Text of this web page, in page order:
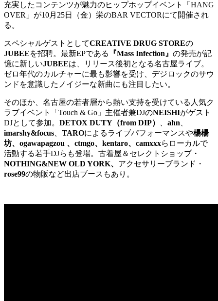
充実したコンテンツが魅力のヒップホップイベント「 HANG
OVER」 が10月 25日（金）栄のBAR VECTORにて開催され
る。
スペシャルゲストとしてCREATIVE DRUG STOREの
JUBEEを招聘。最新EPである 『Mass Infection 』 の発売が記
憶に新しいJUBEEは、リリース後初となる名古屋ライブ。
ゼロ年代のカルチャーに最も影響を受け、デジロックのサウ
ンドを意識したノイジーな新曲にも注目したい。
そのほか、名古屋の若者層から熱い支持を受けている人気ク
ラブイベント「 Touch & Go」 主催者兼DJのNEISHIがゲスト
DJとして参加。 DETOX DUTY （from DIP） ahn
imarshy&focus
TAROによるライブパフォーマンスや楊楊
坊、 ogawapagzou 、 ctmgo、 kentaro、 camxxxらローカルで
活動する若手DJら も登場。 古着屋＆セレクトショップ・
NOTHING&NEW OLD YORK、 アクセサリーブランド・
rose99の物販など出店ブースもあり。